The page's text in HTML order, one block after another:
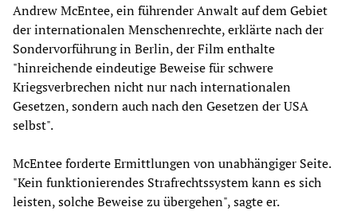
Andrew McEntee, ein führender Anwalt auf dem Gebiet
der internationalen Menschenrechte, erklärte nach der
Sondervorführung in Berlin, der Film enthalte
"hinreichende eindeutige Beweise für schwere
Kriegsverbrechen nicht nur nach internationalen
Gesetzen, sondern auch nach den Gesetzen der USA
selbst".
McEntee forderte Ermittlungen von unabhängiger Seite.
"Kein funktionierendes Strafrechtssystem kann es sich
leisten, solche Beweise zu übergehen", sagte er.